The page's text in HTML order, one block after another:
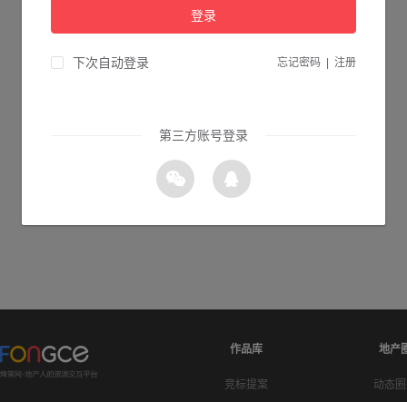
作品库
竞标提案
地产
动态
登录
下次自动登录 忘记密码 注册
第三方账号登录